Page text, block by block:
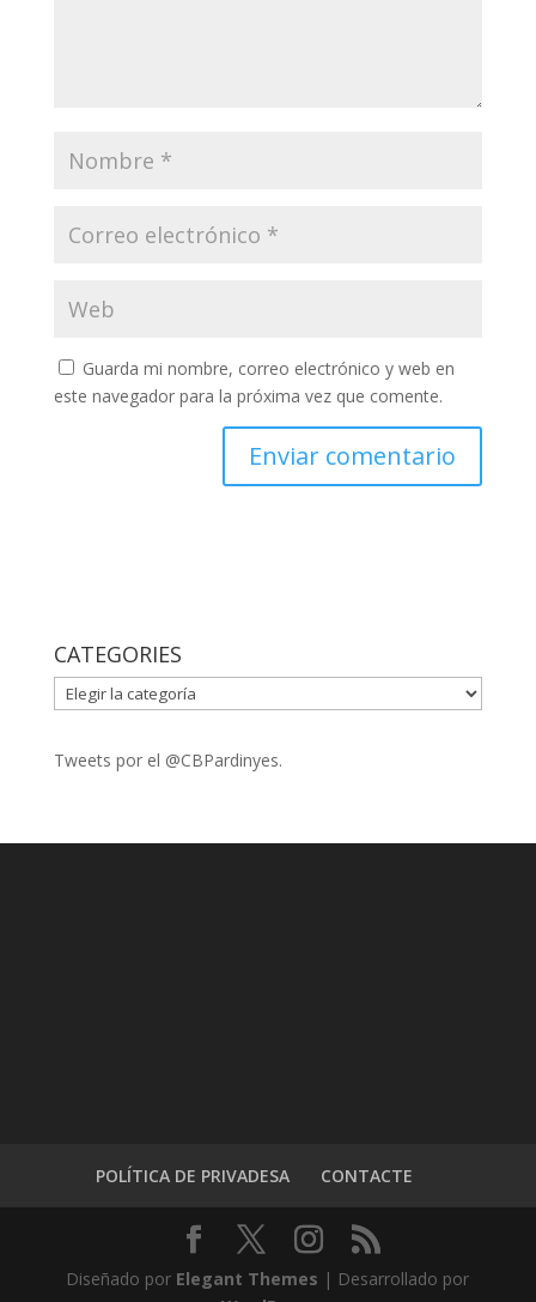
Guarda mi nombre, correo electrónico y web en
este navegador para la próxima vez que comente.
CATEGORIES
CATEGORIES
Tweets por el @CBPardinyes.
POLÍTICA DE PRIVADESA CONTACTE
Diseñado por Elegant Themes | Desarrollado por